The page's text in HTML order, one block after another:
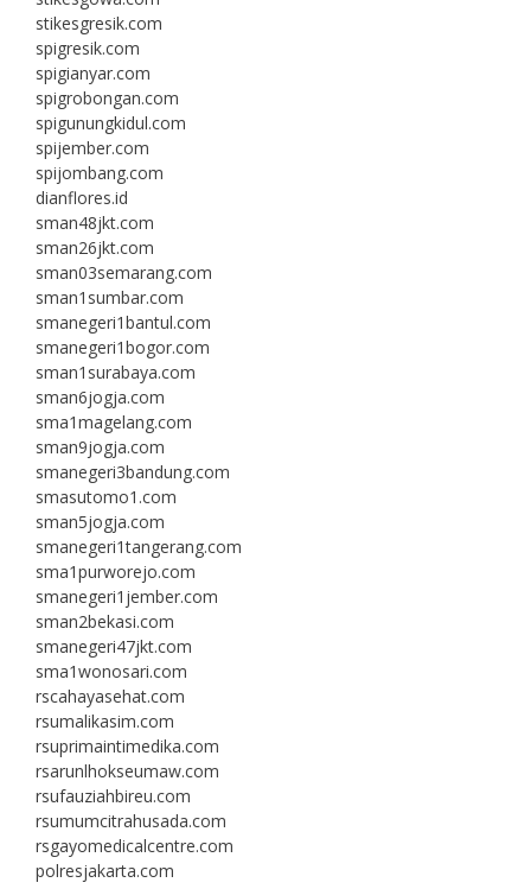
stikesgresik.com
spigresik.com
spigianyar.com
spigrobongan.com
spigunungkidul.com
spijember.com
spijombang.com
dianflores.id
sman48jkt.com
sman26jkt.com
sman03semarang.com
sman1sumbar.com
smanegeri1bantul.com
smanegeri1bogor.com
sman1surabaya.com
sman6jogja.com
sma1magelang.com
sman9jogja.com
smanegeri3bandung.com
smasutomo1.com
sman5jogja.com
smanegeri1tangerang.com
sma1purworejo.com
smanegeri1jember.com
sman2bekasi.com
smanegeri47jkt.com
sma1wonosari.com
rscahayasehat.com
rsumalikasim.com
rsuprimaintimedika.com
rsarunlhokseumaw.com
rsufauziahbireu.com
rsumumcitrahusada.com
rsgayomedicalcentre.com
polresjakarta.com